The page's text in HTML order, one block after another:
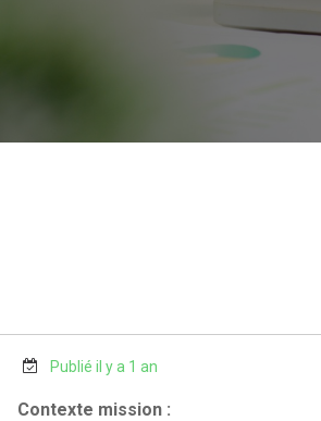
Publié il y a 1 an
Contexte mission :